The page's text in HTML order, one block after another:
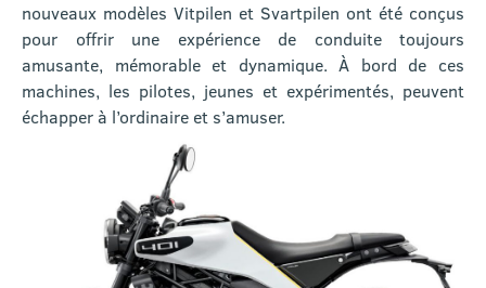
nouveaux modèles Vitpilen et Svartpilen ont été conçus
pour offrir une expérience de conduite toujours
amusante, mémorable et dynamique. À bord de ces
machines, les pilotes, jeunes et expérimentés, peuvent
échapper à l’ordinaire et s’amuser.